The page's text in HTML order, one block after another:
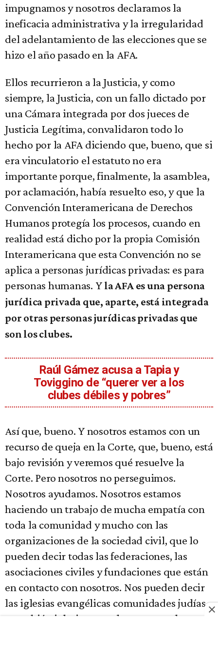
impugnamos y nosotros declaramos la
ineficacia administrativa y la irregularidad
del adelantamiento de las elecciones que se
hizo el año pasado en la AFA.
Ellos recurrieron a la Justicia, y como
siempre, la Justicia, con un fallo dictado por
una Cámara integrada por dos jueces de
Justicia Legítima, convalidaron todo lo
hecho por la AFA diciendo que, bueno, que si
era vinculatorio el estatuto no era
importante porque, finalmente, la asamblea,
por aclamación, había resuelto eso, y que la
Convención Interamericana de Derechos
Humanos protegía los procesos, cuando en
realidad está dicho por la propia Comisión
Interamericana que esta Convención no se
aplica a personas jurídicas privadas: es para
personas humanas. Y la AFA es una persona
jurídica privada que, aparte, está integrada
por otras personas jurídicas privadas que
son los clubes.
Raúl Gámez acusa a Tapia y
Toviggino de “querer ver a los
clubes débiles y pobres”
Así que, bueno. Y nosotros estamos con un
recurso de queja en la Corte, que, bueno, está
bajo revisión y veremos qué resuelve la
Corte. Pero nosotros no perseguimos.
Nosotros ayudamos. Nosotros estamos
haciendo un trabajo de mucha empatía con
toda la comunidad y mucho con las
organizaciones de la sociedad civil, que lo
pueden decir todas las federaciones, las
asociaciones civiles y fundaciones que están
en contacto con nosotros. Nos pueden decir
las iglesias evangélicas comunidades judías
y también iglesias musulmanas, que les